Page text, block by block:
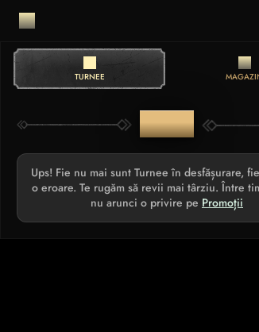
TURNEE
TURNEE
Ups! Fie nu mai sunt Turnee în desfășurare,
o eroare. Te rugăm să revii mai târziu. Între
nu arunci o privire pe Promoții